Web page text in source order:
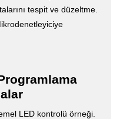
tespit ve düzeltme.
LED kontrolü örneği.